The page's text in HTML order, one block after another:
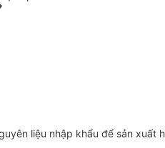
liệu nhập khẩu để sản xuất